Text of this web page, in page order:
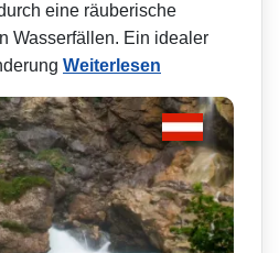
eine räuberische
Wasserfällen. Ein idealer
Weiterlesen